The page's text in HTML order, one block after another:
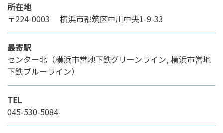
所在地
〒224-0003 横浜市都筑区中川中央1-9-33
最寄駅
センター北（横浜市営地下鉄グリーンライン, 横浜市営地
下鉄ブルーライン）
TEL
045-530-5084